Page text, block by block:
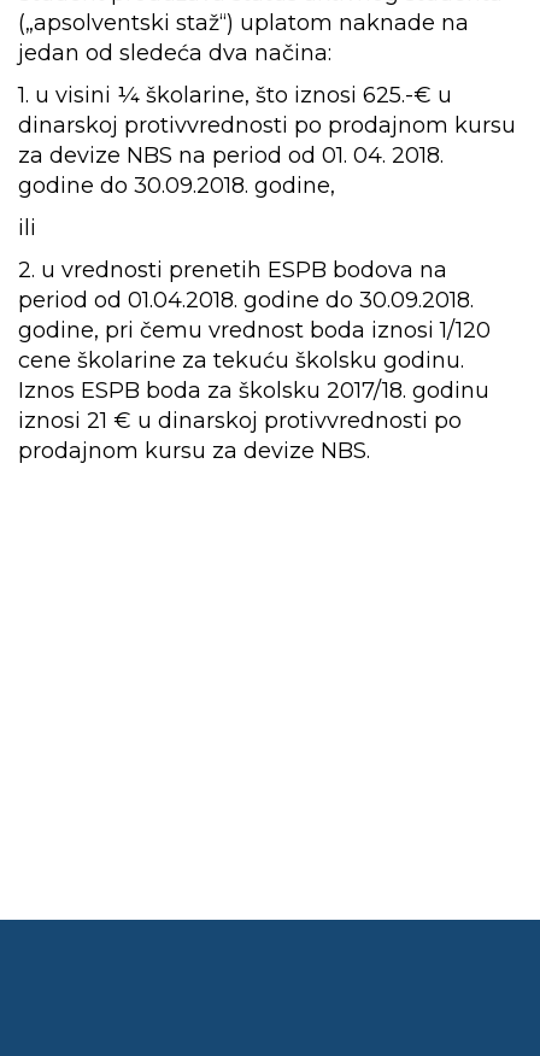
(„apsolventski staž“) uplatom naknade na
jedan od sledeća dva načina:
1. u visini ¼ školarine, što iznosi 625.-€ u
dinarskoj protivvrednosti po prodajnom kursu
za devize NBS na period od 01. 04. 2018.
godine do 30.09.2018. godine,
ili
2. u vrednosti prenetih ESPB bodova na
period od 01.04.2018. godine do 30.09.2018.
godine, pri čemu vrednost boda iznosi 1/120
cene školarine za tekuću školsku godinu.
Iznos ESPB boda za školsku 2017/18. godinu
iznosi 21 € u dinarskoj protivvrednosti po
prodajnom kursu za devize NBS.